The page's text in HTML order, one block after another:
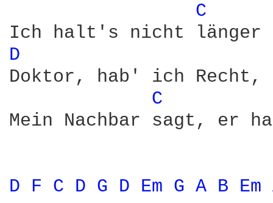
C
D
Doktor, hab' ich Recht,
C
Mein Nachbar sagt, er
D F C D G D Em G A B Em